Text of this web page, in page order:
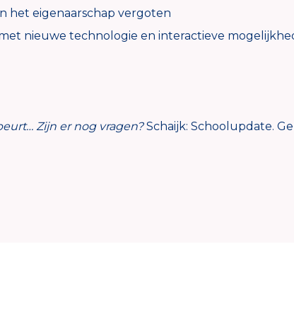
het eigenaarschap vergoten
nieuwe technologie en interactieve
Zijn er nog vragen?Schaijk: Schoolupdate.